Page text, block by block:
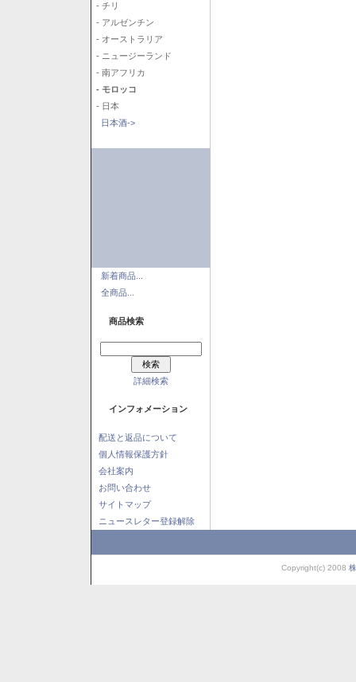
- チリ
- アルゼンチン
- オーストラリア
- ニュージーランド
- 南アフリカ
- モロッコ
- 日本
日本酒->
新着商品...
全商品...
商品検索
詳細検索
インフォメーション
配送と返品について
個人情報保護方針
会社案内
お問い合わせ
サイトマップ
ニュースレター登録解除
Copyright(c) 2008